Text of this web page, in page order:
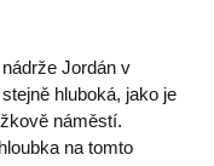
Jordán v
hluboká, jako je
náměstí.
na tomto